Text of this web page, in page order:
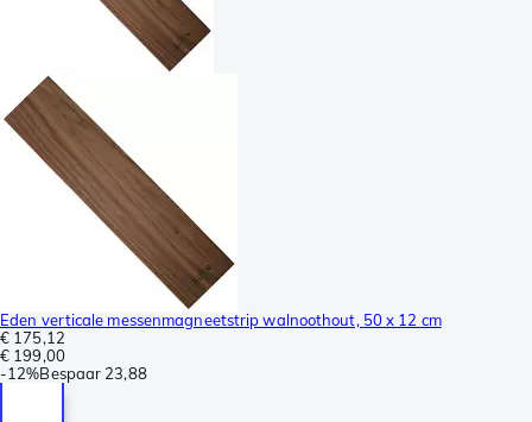
Eden verticale messenmagneetstrip walnoothout, 50 x 12 cm
€ 175,12
€ 199,00
-12%Bespaar 23,88